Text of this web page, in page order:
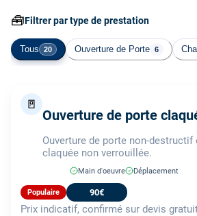
🧰Filtrer par type de prestation
Tous 20 Ouverture de Porte 6
🚪
Ouverture de porte
Ouverture de porte non-destructif
claquée non verrouillée.
Main d'oeuvre Déplacement
Populaire 90€
Prix indicatif, confirmé sur devis